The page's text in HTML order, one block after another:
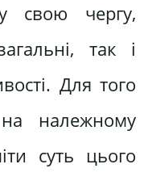
свою чергу,
так і
Для того
належному
суть цього